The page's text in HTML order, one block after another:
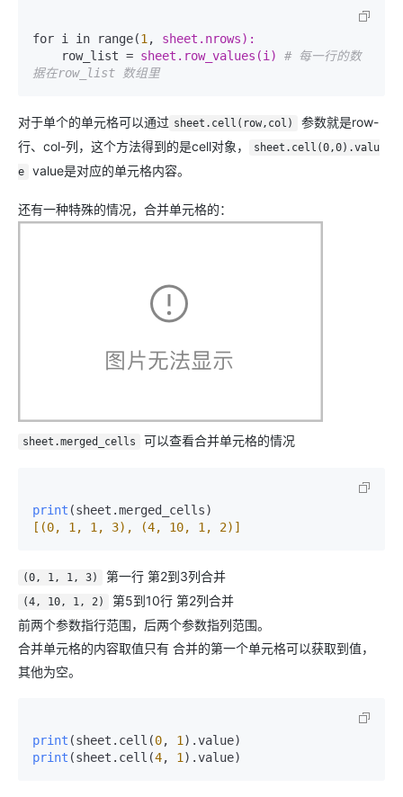
for i in range(1 ,
    row_list =
sheet.row_values(i) # 每一行的数
据在row_list 数组里
对于单个的单元格可以通过 sheet.cell(row,col)
参数就是row-
行、col-列，这个方法得到的是cell对象，
sheet.cell(0,0).valu
e
value是对应的单元格内容。
还有一种特殊的情况，合并单元格的：
sheet.merged_cells 可以查看合并单元格的情况
print (sheet.merged_cells)
[(0, 1, 1, 3), (4, 10, 1, 2)]
(0, 1, 1, 3) 第一行 第2到3列合并
(4, 10, 1, 2)
第5到10行 第2列合并
前两个参数指行范围，后两个参数指列范围。
合并单元格的内容取值只有 合并的第一个单元格可以获取到值，
其他为空。
print (sheet.cell(0, 1 )
print (sheet.cell(4, 1 ) .value)